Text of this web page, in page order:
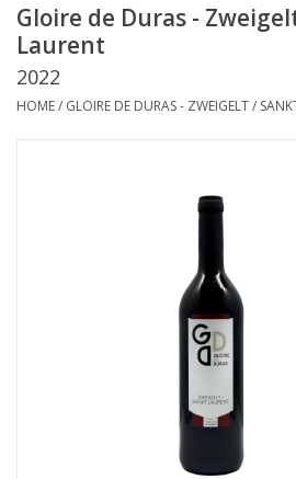
Wijnbar Antwerpen
Over ons
Gloire de Duras -
Laurent
2022
HOME/ GLOIRE DE DURAS - ZWEIGELT /